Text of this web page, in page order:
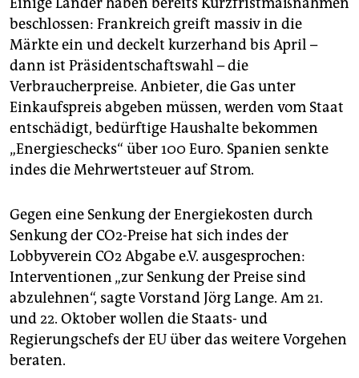
beschlossen: Frankreich greift massiv in die
Märkte ein und deckelt kurzerhand bis April –
dann ist Präsidentschaftswahl – die
Verbraucherpreise. Anbieter, die Gas unter
Einkaufspreis abgeben müssen, werden vom Staat
entschädigt, bedürftige Haushalte bekommen
„Energieschecks“ über 100 Euro. Spanien senkte
indes die Mehrwertsteuer auf Strom.
Gegen eine Senkung der Energiekosten durch
Senkung der CO2-Preise hat sich indes der
Lobbyverein CO2 Abgabe e.V. ausgesprochen:
Interventionen „zur Senkung der Preise sind
abzulehnen“, sagte Vorstand Jörg Lange. Am 21.
und 22. Oktober wollen die Staats- und
Regierungschefs der EU über das weitere Vorgehen
beraten.